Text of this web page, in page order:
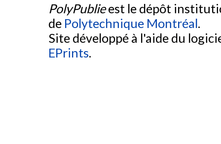
PolyPublieest le dépôt
de Polytechnique Montréal.
Site développé à l'aide du
EPrints.